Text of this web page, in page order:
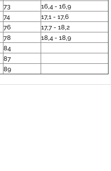
73
16,4 - 16,9
74
17,1 - 17,6
76
17,7 - 18,2
78
18,4 - 18,9
84
87
89